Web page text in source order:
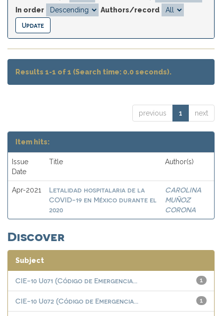
In order
Authors/record
Results 1-1 of 1 (Search time: 0.0 seconds).
previous 1 next
Item hits:
Issue
Date
Title Author(s)
Apr-2021
Letalidad hospitalaria de la
COVID-19 en México durante el
2020
CAROLINA
MUÑOZ
CORONA
Discover
Subject
1
CIE-10 U071 (Código de Emergencia...
1
CIE-10 U072 (Código de Emergencia...